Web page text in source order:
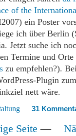
of the
ein Poster
ich über Berlin
Jetzt suche ich
Termine und
zu empfehlen?).
Plugin
nett wäre.
31
Seite —